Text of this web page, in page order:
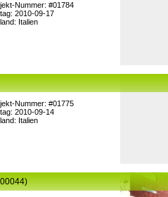
Nummer: #01784
2010-09-17
Italien
Nummer: #01775
2010-09-14
Italien